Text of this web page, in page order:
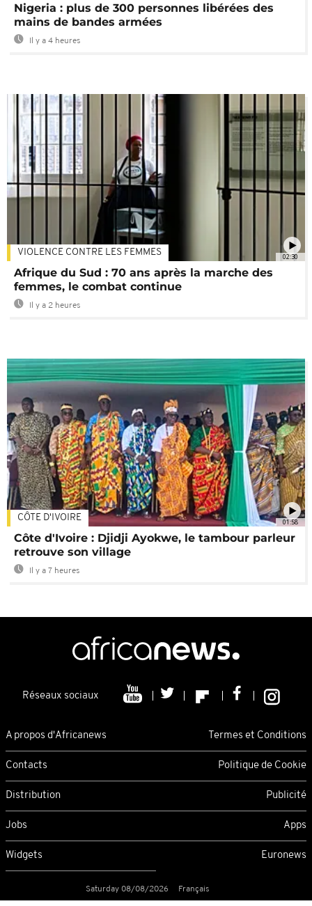
Nigeria : plus de 300 personnes libérées des
mains de bandes armées
Il y a 4 heures
02:30
VIOLENCE CONTRE LES FEMMES
Afrique du Sud : 70 ans après la marche des
femmes, le combat continue
Il y a 2 heures
01:58
CÔTE D'IVOIRE
Côte d'Ivoire : Djidji Ayokwe, le tambour parleur
retrouve son village
Il y a 7 heures
Réseaux sociaux
A propos d'Africanews Termes et Conditions
Contacts Politique de Cookie
Distribution Publicité
Jobs Apps
Widgets Euronews
Saturday 08/08/2026